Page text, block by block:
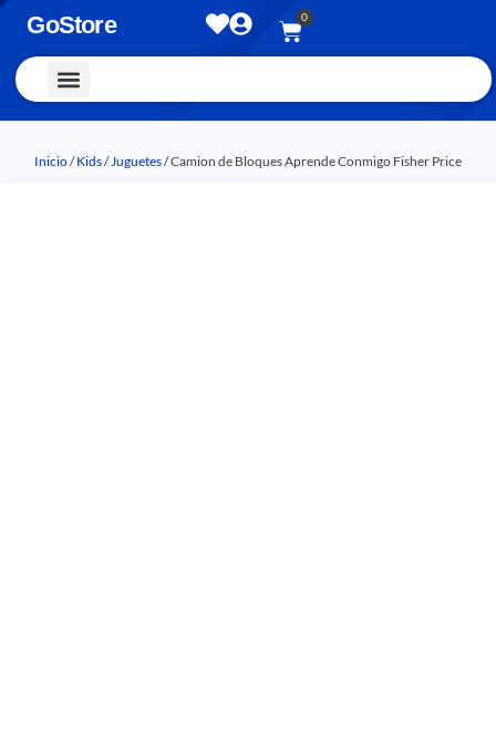
GoStore 0
Inicio/Kids/Juguetes/ Camion de Bloques Aprende Conmigo Fisher Price